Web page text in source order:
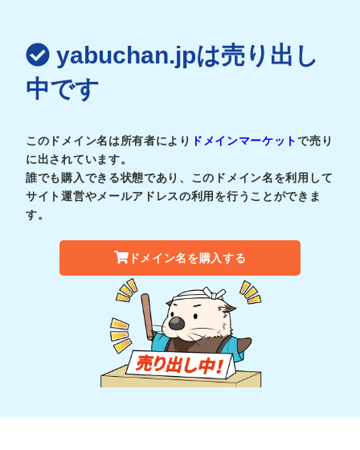
yabuchan.jpは売り出し
中です
このドメイン名は所有者により ドメインマーケットで売り
に出されています。
誰でも購入できる状態であり、このドメイン名を利用して
サイト運営やメールアドレスの利用を行うことができま
す。
ドメイン名を購入する